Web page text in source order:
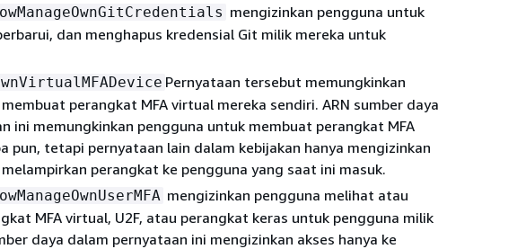
mengizinkan pengguna untuk
dan menghapus kredensial Git milik mereka untuk
Pernyataan tersebut memungkinkan
perangkat MFA virtual mereka sendiri. ARN sumber daya
ini memungkinkan pengguna untuk membuat perangkat MFA
pun, tetapi pernyataan lain dalam kebijakan hanya mengizinkan
perangkat ke pengguna yang saat ini masuk.
mengizinkan pengguna melihat atau
MFA virtual, U2F, atau perangkat keras untuk pengguna milik
daya dalam pernyataan ini mengizinkan akses hanya ke